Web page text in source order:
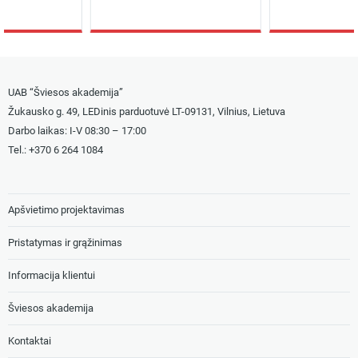
UAB “Šviesos akademija”
Žukausko g. 49, LEDinis parduotuvė LT-09131, Vilnius, Lietuva
Darbo laikas: I-V 08:30 – 17:00
Tel.: +370 6 264 1084
Apšvietimo projektavimas
Pristatymas ir grąžinimas
Informacija klientui
Šviesos akademija
Kontaktai